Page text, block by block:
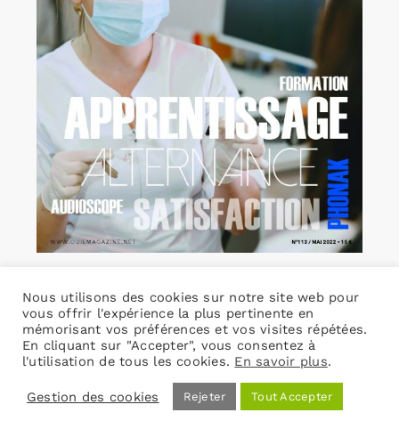
19,00€ TVA incluse
Ajouter au panier Détails
Nous utilisons des cookies sur notre site web pour
vous offrir l'expérience la plus pertinente en
mémorisant vos préférences et vos visites répétées.
En cliquant sur "Accepter", vous consentez à
l'utilisation de tous les cookies. En savoir plus.
Gestion des cookies Rejeter Tout Accepter